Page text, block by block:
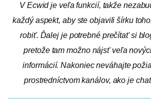
V Ecwid je veľa funkcií, takže
každý aspekt, aby ste objavili šírku
robiť. Ďalej je potrebné prečítať si
pretože tam možno nájsť veľa
informácií. Nakoniec neváhajte
prostredníctvom kanálov, ako je